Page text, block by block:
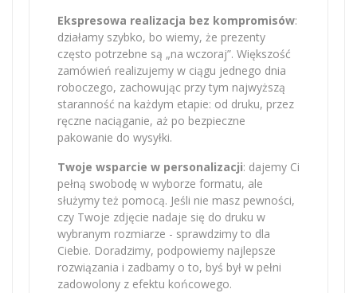
Ekspresowa realizacja bez kompromisów:
działamy szybko, bo wiemy, że prezenty
często potrzebne są „na wczoraj”. Większość
zamówień realizujemy w ciągu jednego dnia
roboczego, zachowując przy tym najwyższą
staranność na każdym etapie: od druku, przez
ręczne naciąganie, aż po bezpieczne
pakowanie do wysyłki.
Twoje wsparcie w personalizacji: dajemy Ci
pełną swobodę w wyborze formatu, ale
służymy też pomocą. Jeśli nie masz pewności,
czy Twoje zdjęcie nadaje się do druku w
wybranym rozmiarze - sprawdzimy to dla
Ciebie. Doradzimy, podpowiemy najlepsze
rozwiązania i zadbamy o to, byś był w pełni
zadowolony z efektu końcowego.